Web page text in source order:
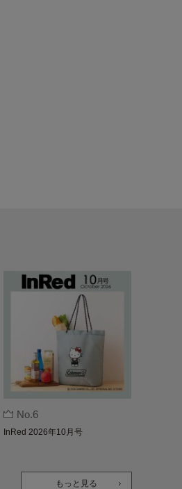
No.6
InRed 2026年10月号
もっと見る